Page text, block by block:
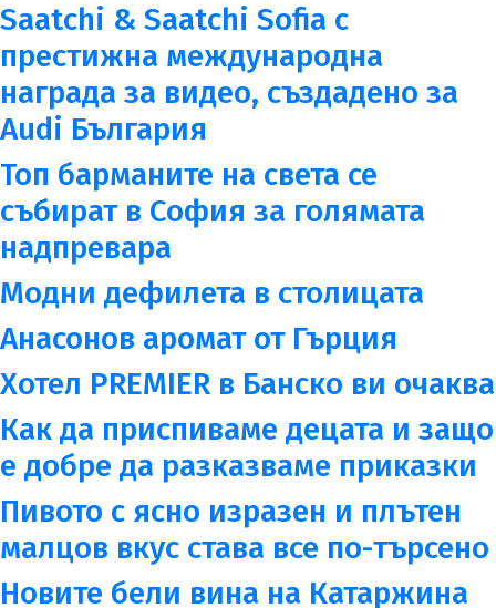
Saatchi & Saatchi Sofia с
престижна международна
награда за видео, създадено за
Audi България
Топ барманите на света се
събират в София за голямата
надпревара
Модни дефилета в столицата
Анасонов аромат от Гърция
Хотел PREMIER в Банско ви очаква
Как да приспиваме децата и защо
е добре да разказваме приказки
Пивото с ясно изразен и плътен
малцов вкус става все по-търсено
Новите бели вина на Катаржина